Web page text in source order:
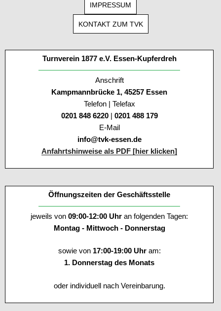
IMPRESSUM
KONTAKT ZUM TVK
Turnverein 1877 e.V. Essen-Kupferdreh
Anschrift
Kampmannbrücke 1, 45257 Essen
Telefon | Telefax
0201 848 6220 | 0201 488 179
E-Mail
info@tvk-essen.de
Anfahrtshinweise als PDF [hier klicken]
Öffnungszeiten der Geschäftsstelle
jeweils von 09:00-12:00 Uhr an folgenden Tagen:
Montag - Mittwoch - Donnerstag
sowie von 17:00-19:00 Uhram:
1. Donnerstag des Monats
oder individuell nach Vereinbarung.